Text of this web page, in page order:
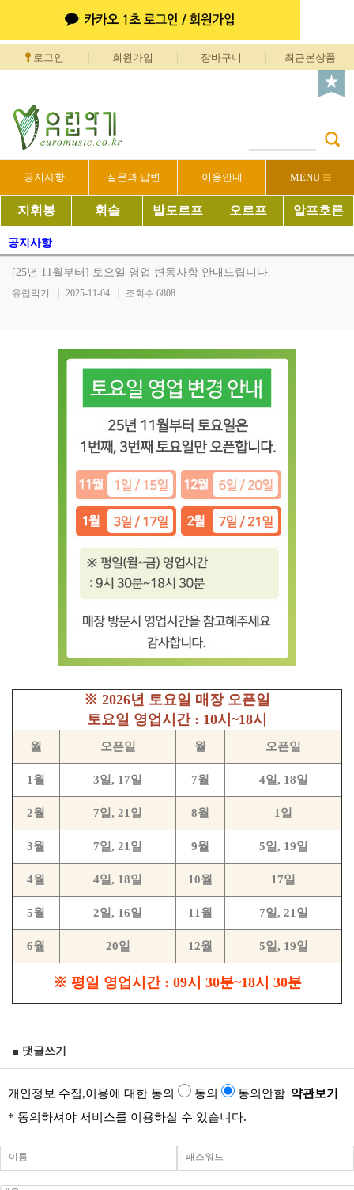
로그인 회원가입 장바구니 최근본상품
공지사항 질문과 답변 이용안내 MENU
지휘봉 휘슬 발도르프 오르프 알프호른
공지사항
[25년 11월부터] 토요일 영업 변동사항 안내드립니다.
유럽악기 2025-11-04 조회수 6808
※ 2026년 토요일 매장 오픈일
토요일 영업시간 : 10시~18시
월 오픈일 월 오픈일
1월 3일, 17일 7월 4일, 18일
2월 7일, 21일 8월 1일
3월 7일, 21일 9월 5일, 19일
4월 4일, 18일 10월 17일
5월 2일, 16일 11월 7일, 21일
6월 20일 12월 5일, 19일
※ 평일 영업시간 : 09시 30분~18시 30분
댓글쓰기
개인정보 수집,이용에 대한 동의 동의 동의안함 약관보기
* 동의하셔야 서비스를 이용하실 수 있습니다.